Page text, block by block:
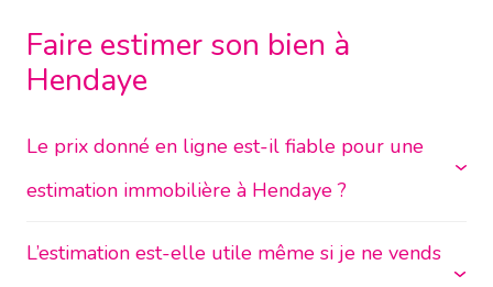
Faire estimer son bien à
Hendaye
Le prix donné en ligne est-il fiable pour une
estimation immobilière à Hendaye ?
Les estimations en ligne donnent une fourchette
indicative basée sur des moyennes. Elles ne prennent pas
L’estimation est-elle utile même si je ne vends